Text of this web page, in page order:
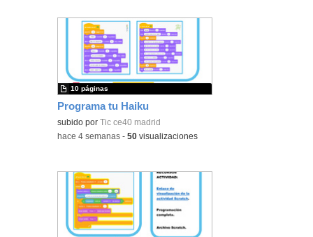
Programa tu Haiku
subido por Tic ce40 madrid
10 páginas
-hace 4 semanas -50 visualizaciones